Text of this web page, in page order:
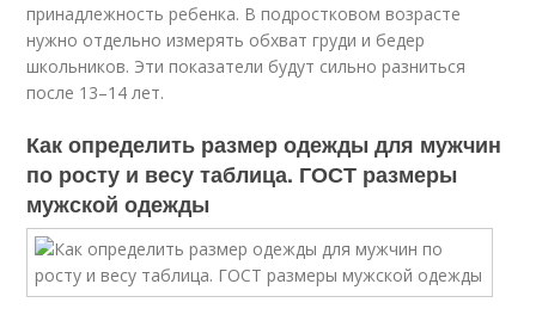
принадлежность ребенка. В подростковом возрасте
нужно отдельно измерять обхват груди и бедер
школьников. Эти показатели будут сильно разниться
после 13–14 лет.
Как определить размер одежды для мужчин
по росту и весу таблица. ГОСТ размеры
мужской одежды